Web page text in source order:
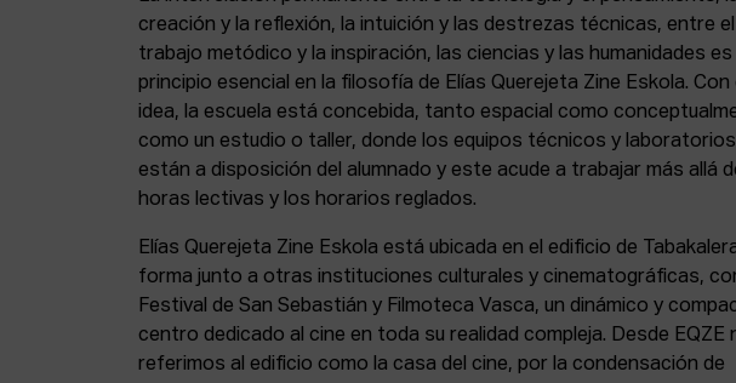
creación y la reflexión, la intuición y las destrezas técnicas, entre el
trabajo metódico y la inspiración, las ciencias y las humanidades es
principio esencial en la filosofía de Elías Querejeta Zine Eskola. Con
idea, la escuela está concebida, tanto espacial como
como un estudio o taller, donde los equipos técnicos y laboratorios
están a disposición del alumnado y este acude a trabajar más allá
horas lectivas y los horarios reglados.
Elías Querejeta Zine Eskola está ubicada en el edificio de
forma junto a otras instituciones culturales y cinematográficas,
Festival de San Sebastián y Filmoteca Vasca, un dinámico y
centro dedicado al cine en toda su realidad compleja. Desde EQZE
referimos al edificio como la casa del cine, por la condensación de